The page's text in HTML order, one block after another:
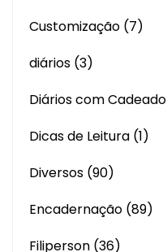
Customização (7)
diários (3)
Diários com Cadeado
Dicas de Leitura (1)
Diversos (90)
Encadernação (89)
Filiperson (36)